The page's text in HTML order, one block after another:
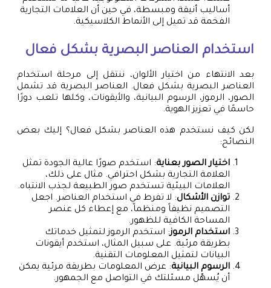
أساليب أنيقة ومبسطة، في حين أن العلامات التجارية
الفخمة قد تميل إلى الأنماط الكلاسيكية.
استخدام العناصر البصرية بشكل فعال
بعد الانتهاء من اختيار الألوان، ننتقل إلى مرحلة استخدام
العناصر البصرية بشكل فعال. العناصر البصرية قد تشمل
الصور، الرموز، الرسوم البيانية، والأيقونات، وكلها تلعب دورًا
حاسمًا في تعزيز الهوية.
لكن كيف نستخدم هذه العناصر بشكل فعال؟ إليك بعض
النصائح:
اختيار الصور بعناية: استخدم صورًا عالية الجودة تمثل
العلامة التجارية بشكل احترافي. مثال على ذلك،
العلامات البيئية تستخدم صور الطبيعة لجذب الانتباه.
توازن الأشكال: لا تفرط في استخدام العناصر. اجعل
التصميم نظيفاً ومنظماً، مع إعطاء كل عنصر
المساحة الكافية للظهور.
استخدام الرموز: استخدم الرموز لتمثيل خدماتك
بطريقة مرئية. على سبيل المثال، استخدم أيقونات
البيانات لتمثيل المعلومات التقنية.
الرسوم البيانية: عرض المعلومات بطريقة مرئية يمكن
أن يُسهّل مسئلتك في التواصل مع الجمهور.